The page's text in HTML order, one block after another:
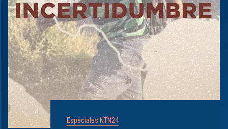
Especiales NTN24